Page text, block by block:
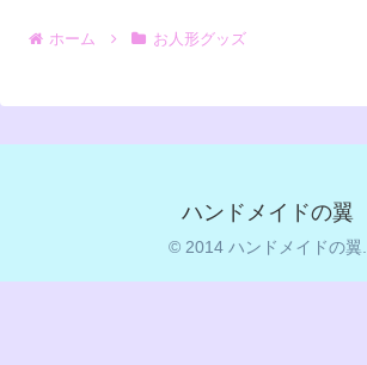
ホーム お人形グッズ
ハンドメイドの翼
© 2014 ハンドメイドの翼.